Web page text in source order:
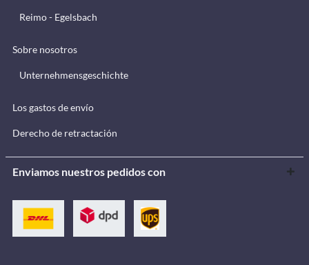
Reimo - Egelsbach
Sobre nosotros
Unternehmensgeschichte
Los gastos de envío
Derecho de retractación
Enviamos nuestros pedidos con